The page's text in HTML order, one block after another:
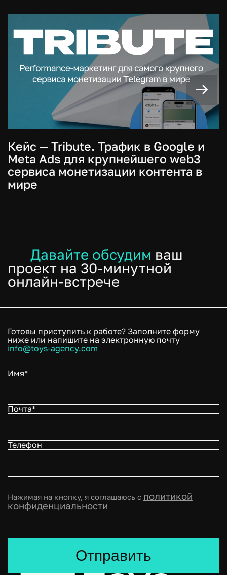
Кейс — Tribute. Трафик в Google и
Meta Ads для крупнейшего web3
сервиса монетизации контента в
мире
Давайте обсудим ваш
проект на 30-минутной
онлайн-встрече
Готовы приступить к работе? Заполните форму
ниже или напишите на электронную почту
info@toys-agency.com
Имя*
Почта*
Телефон
Нажимая на кнопку, я соглашаюсь с политикой
конфиденциальности
Отправить